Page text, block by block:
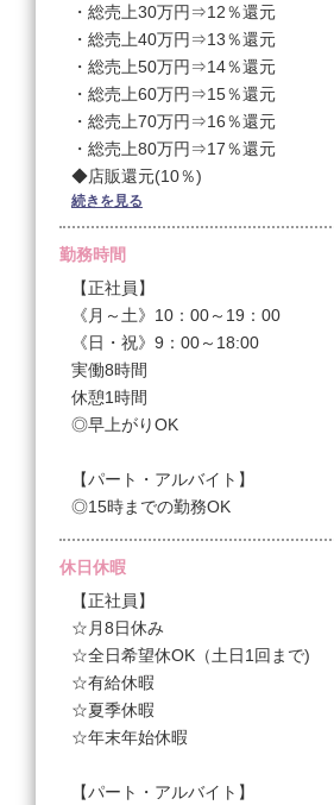
・総売上30万円⇒12％還元
・総売上40万円⇒13％還元
・総売上50万円⇒14％還元
・総売上60万円⇒15％還元
・総売上70万円⇒16％還元
・総売上80万円⇒17％還元
◆店販還元(10％)
◆昇給あり
◆交通費全額支給
【パート・アルバイト】
◆時給1100円〜
※試用期間1ヶ月あり(給料同額支給)
◆店販還元(10％)
◆交通費全額支給
続きを見る
勤務時間
【正社員】
《月～土》10：00～19：00
《日・祝》9：00～18:00
実働8時間
休憩1時間
◎早上がりOK
【パート・アルバイト】
◎15時までの勤務OK
休日休暇
【正社員】
☆月8日休み
☆全日希望休OK（土日1回まで)
☆有給休暇
☆夏季休暇
☆年末年始休暇
【パート・アルバイト】